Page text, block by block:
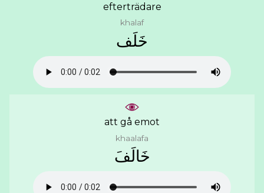
efterträdare
khalaf
ﺧَﻠَﻒ
att gå emot
khaalafa
ﺧَﺎﻟَﻒَ